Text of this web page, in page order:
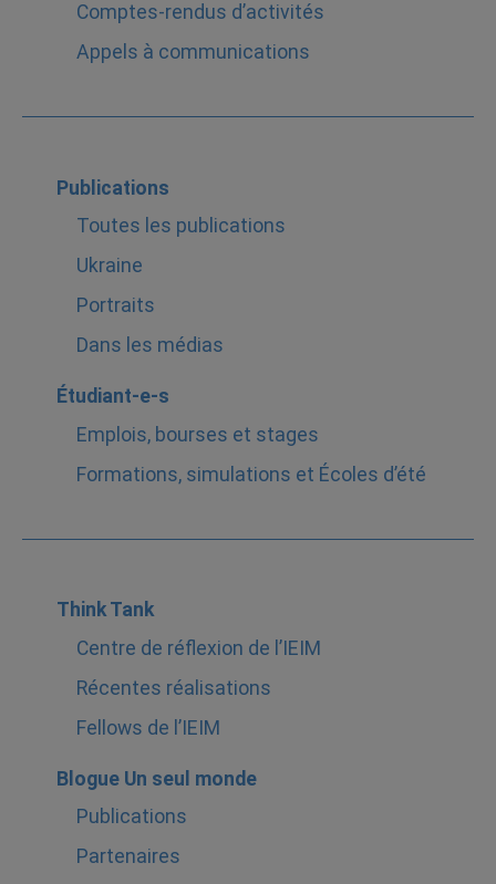
Comptes-rendus d’activités
Appels à communications
Publications
Toutes les publications
Ukraine
Portraits
Dans les médias
Étudiant-e-s
Emplois, bourses et stages
Formations, simulations et Écoles d’été
Think Tank
Centre de réflexion de l’IEIM
Récentes réalisations
Fellows de l’IEIM
Blogue Un seul monde
Publications
Partenaires